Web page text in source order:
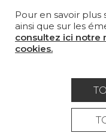
Politique
Pour en savoir plus
ainsi que sur les
consultez ici notre
cookies.